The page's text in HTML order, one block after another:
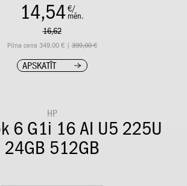
14,54€/
mēn.
16,62
Pilna cena 349,00 € |399,00 €
APSKATĪT
HP
6 G1i 16 AI U5 225U
24GB 512GB